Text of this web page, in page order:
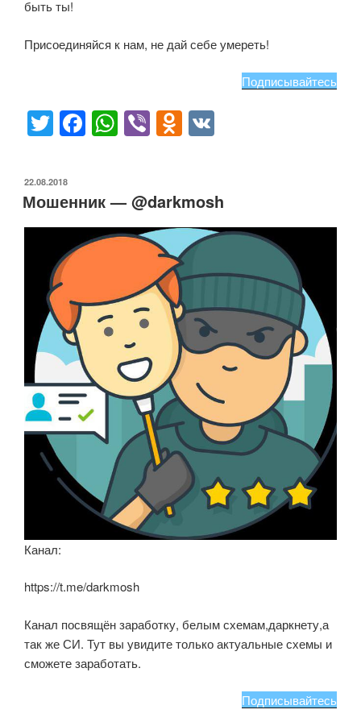
быть ты!
Присоединяйся к нам, не дай себе умереть!
Подписывайтесь
T
wi
tt
er
F
a
e
b
o
k
W
h
s
A
p
Vi
b
O
d
o
kl
a
ss
ni
ki
ОПУБЛИКОВАНО
22.08.2018
Мошенник — @darkmosh
Канал:
https://t.me/darkmosh
Канал посвящён заработку, белым схемам,даркнету,а
так же СИ. Тут вы увидите только актуальные схемы и
сможете заработать.
Подписывайтесь